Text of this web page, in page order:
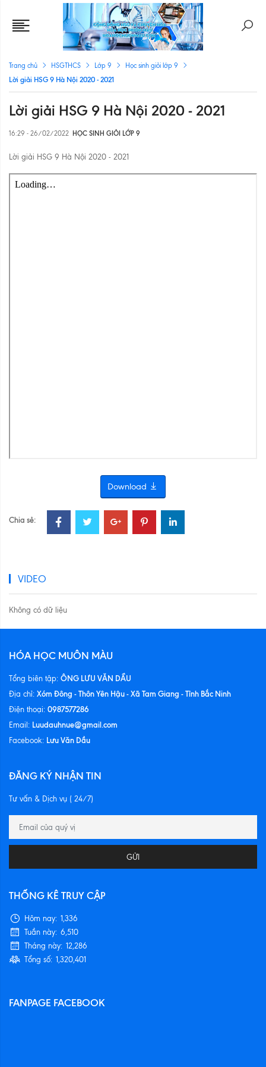
Trang chủ HSGTHCS Lớp 9 Học sinh giỏi lớp 9
Lời giải HSG 9 Hà Nội 2020 - 2021
Lời giải HSG 9 Hà Nội 2020 - 2021
16:29 - 26/02/2022 HỌC SINH GIỎI LỚP 9
Lời giải HSG 9 Hà Nội 2020 - 2021
Download
Chia sẻ:
VIDEO
Không có dữ liệu
HÓA HỌC MUÔN MÀU
Tổng biên tập: ÔNG LƯU VĂN DẦU
Địa chỉ: Xóm Đông - Thôn Yên Hậu - Xã Tam Giang - Tỉnh Bắc Ninh
Điện thoại: 0987577286
Email: Luudauhnue@gmail.com
Facebook: Lưu Văn Dầu
ĐĂNG KÝ NHẬN TIN
Tư vấn & Dịch vụ ( 24/7)
GỬI
THỐNG KÊ TRUY CẬP
Hôm nay: 1,336
Tuần này: 6,510
Tháng này: 12,286
Tổng số: 1,320,401
FANPAGE FACEBOOK